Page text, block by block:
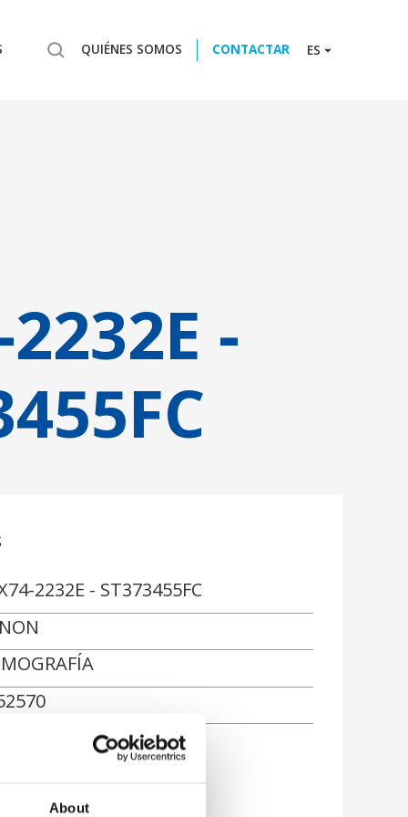
About
QUIÉNES SOMOS CONTACTAR ES
-
2232E - ST373455FC